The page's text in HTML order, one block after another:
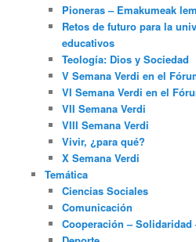
Pioneras – Emakumeak
Retos de futuro para la
educativos
Teología: Dios y Sociedad
V Semana Verdi en el
VI Semana Verdi en el
VII Semana Verdi
VIII Semana Verdi
Vivir, ¿para qué?
X Semana Verdi
Temática
Ciencias Sociales
Comunicación
Cooperación – Solidaridad